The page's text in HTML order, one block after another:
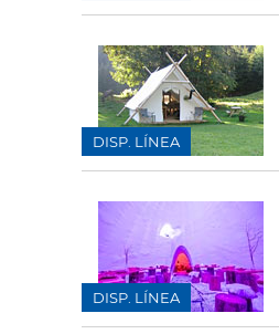
DISP. LÍNEA
DISP. LÍNEA